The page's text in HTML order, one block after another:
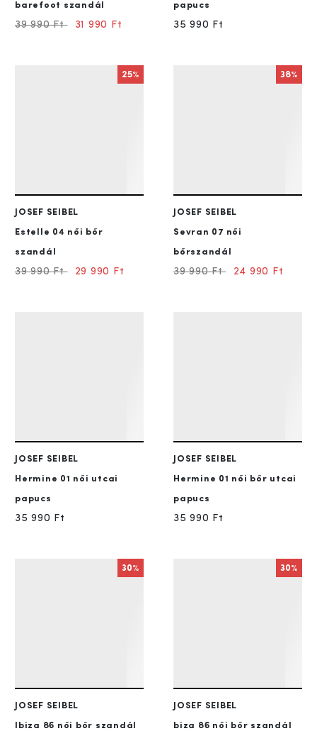
barefoot szandál
39 990 Ft 31 990 Ft
papucs
35 990 Ft
25%
JOSEF SEIBEL
Estelle 04 női bőr
szandál
39 990 Ft 29 990 Ft
38%
JOSEF SEIBEL
Sevran 07 női
bőrszandál
39 990 Ft 24 990 Ft
JOSEF SEIBEL
Hermine 01 női utcai
papucs
35 990 Ft
JOSEF SEIBEL
Hermine 01 női bőr utcai
papucs
35 990 Ft
30%
JOSEF SEIBEL
Ibiza 86 női bőr szandál
30%
JOSEF SEIBEL
biza 86 női bőr szandál